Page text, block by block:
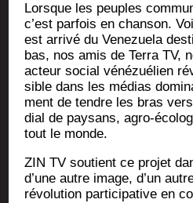
Lorsque les peuples
c’est par­fois en chan­son.
est arri­vé du Vene­zue­la
bas, nos amis de Ter­ra TV,
acteur social véné­zué­lien
sible dans les médias
ment de tendre les bras
dial de pay­sans, agro-
tout le monde.
ZIN TV sou­tient ce pro­jet
d’une autre image, d’un
révo­lu­tion par­ti­ci­pa­tive en